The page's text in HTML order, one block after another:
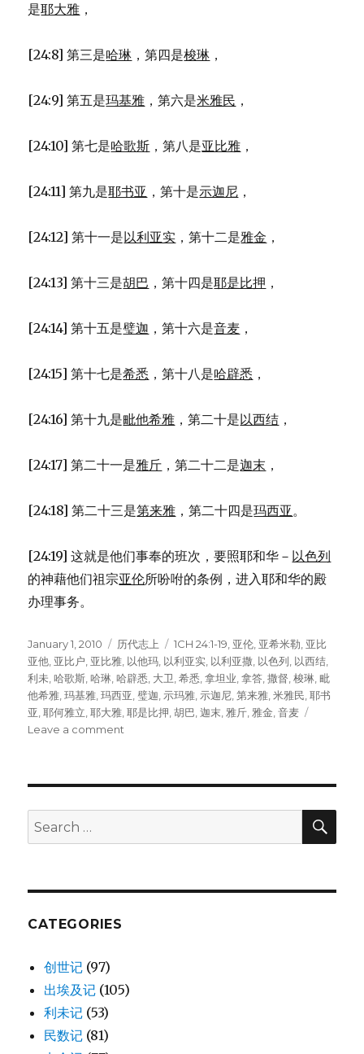
是耶大雅 ，
[24:8] 第三是哈琳 ，第四是梭琳 ，
[24:9] 第五是玛基雅 ，第六是米雅民 ，
[24:10] 第七是哈歌斯 ，第八是亚比雅 ，
[24:11] 第九是耶书亚 ，第十是示迦尼 ，
[24:12] 第十一是以利亚实 ，第十二是雅金 ，
[24:13] 第十三是胡巴 ，第十四是耶是比押 ，
[24:14] 第十五是璧迦 ，第十六是音麦 ，
[24:15] 第十七是希悉 ，第十八是哈辟悉 ，
[24:16] 第十九是毗他希雅 ，第二十是以西结 ，
[24:17] 第二十一是雅斤 ，第二十二是迦末 ，
[24:18] 第二十三是第来雅 ，第二十四是玛西亚。
[24:19] 这就是他们事奉的班次，要照耶和华－ 以色列
的神藉他们祖宗亚伦所吩咐的条例，进入耶和华的殿
办理事务。
Posted
on
January 1, 2010 Categories
历代志上 Tags
1CH 24:1-19 亚伦 亚希米勒 亚比
亚他 亚比户 亚比雅 以他玛 以利亚实 以利亚撒 以色列 以西结
利未 ,哈歌斯 ,哈琳 ,哈辟悉 大卫 ,希悉 ,拿坦业 ,拿答 ,撒督 ,梭琳 ,毗
他希雅 ,玛基雅 ,玛西亚 ,璧迦 示玛雅 示迦尼 ,第来雅 ,米雅民 ,耶书
亚 ,耶何雅立 ,耶大雅 ,耶是比押 ,胡巴 ,迦末 雅斤 雅金 ,音麦
Leave a comment
务
Search
for:
CATEGORIES
创世记 (97)
出埃及记 (105)
利未记 (53)
民数记 (81)